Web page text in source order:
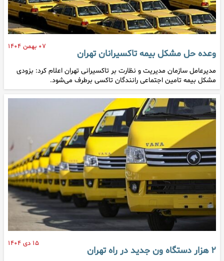
۰۷ بهمن ۱۴۰۴
وعده حل مشکل بیمه تاکسیرانان تهران
مدیرعامل سازمان مدیریت و نظارت بر تاکسیرانی تهران اعلام کرد: بزودی
مشکل بیمه تامین اجتماعی رانندگان تاکسی برطرف می‌شود.
۱۵ دی ۱۴۰۴
۲ هزار دستگاه ون جدید در راه تهران